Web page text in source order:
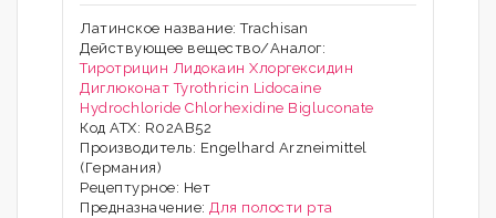
Латинское название: Trachisan
Действующее вещество/Аналог:
Тиротрицин Лидокаин Хлоргексидин
Диглюконат Tyrothricin Lidocaine
Hydrochloride Chlorhexidine Bigluconate
Код АТХ: R02AB52
Производитель: Engelhard Arzneimittel
(Германия)
Рецептурное: Нет
Предназначение: Для полости рта